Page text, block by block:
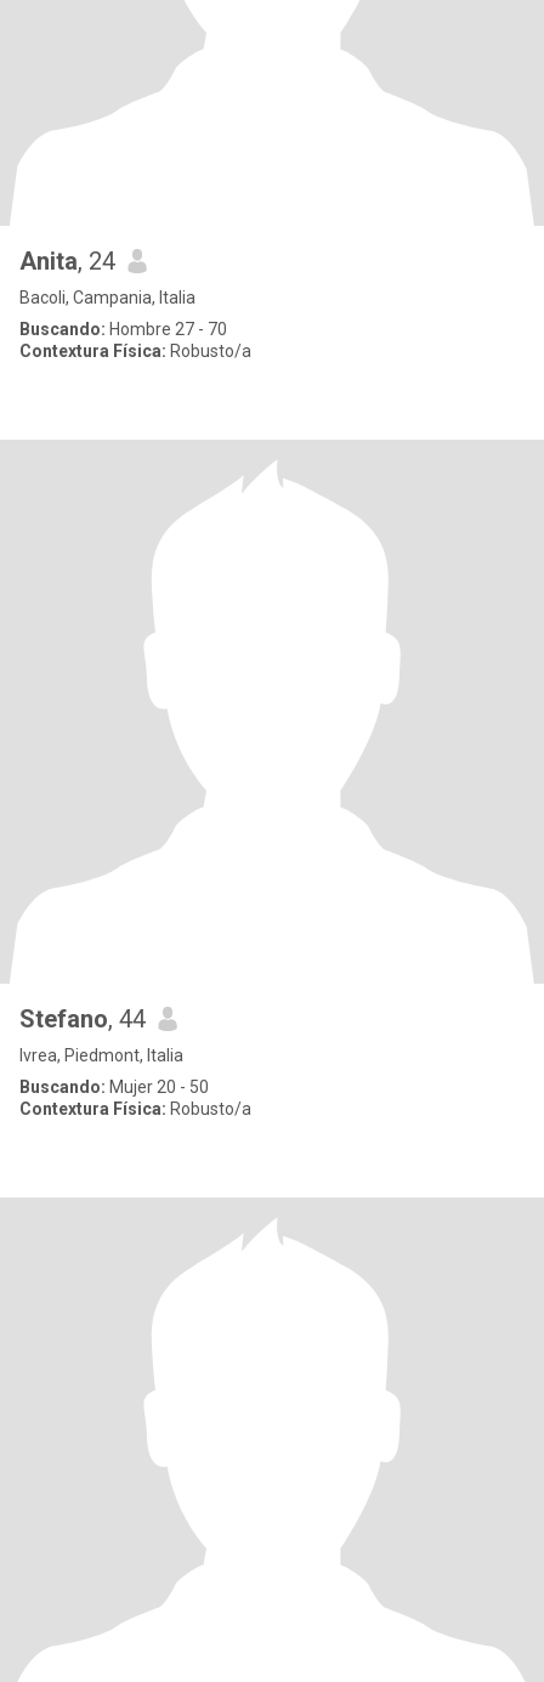
Anita, 24
Bacoli, Campania, Italia
Buscando: Hombre 27 - 70
Contextura Física: Robusto/a
Stefano, 44
Ivrea, Piedmont, Italia
Buscando: Mujer 20 - 50
Contextura Física: Robusto/a